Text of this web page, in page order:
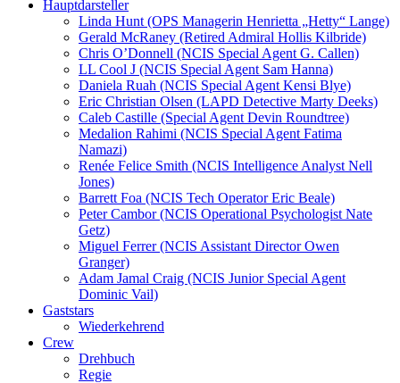
Hauptdarsteller
Linda Hunt (OPS Managerin Henrietta „Hetty“ Lange)
Gerald McRaney (Retired Admiral Hollis Kilbride)
Chris O’Donnell (NCIS Special Agent G. Callen)
LL Cool J (NCIS Special Agent Sam Hanna)
Daniela Ruah (NCIS Special Agent Kensi Blye)
Eric Christian Olsen (LAPD Detective Marty Deeks)
Caleb Castille (Special Agent Devin Roundtree)
Medalion Rahimi (NCIS Special Agent Fatima
Namazi)
Renée Felice Smith (NCIS Intelligence Analyst Nell
Jones)
Barrett Foa (NCIS Tech Operator Eric Beale)
Peter Cambor (NCIS Operational Psychologist Nate
Getz)
Miguel Ferrer (NCIS Assistant Director Owen
Granger)
Adam Jamal Craig (NCIS Junior Special Agent
Dominic Vail)
Gaststars
Wiederkehrend
Crew
Drehbuch
Regie